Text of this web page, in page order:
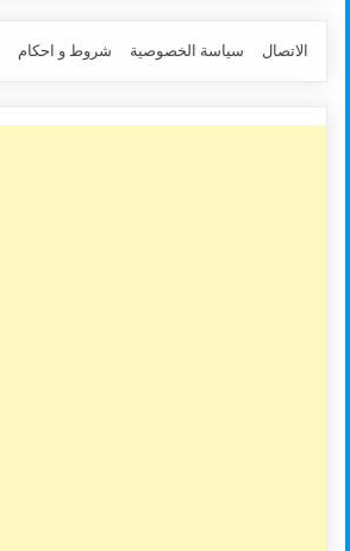
الاتصال سياسة الخصوصية شروط و احكام